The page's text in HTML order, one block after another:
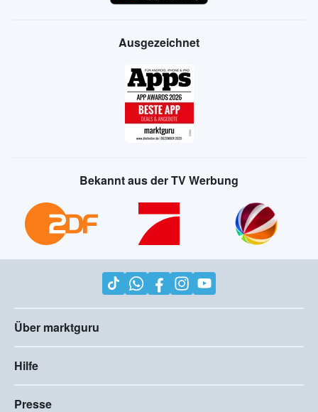
Ausgezeichnet
Bekannt aus der TV Werbung
Über marktguru
Hilfe
Presse